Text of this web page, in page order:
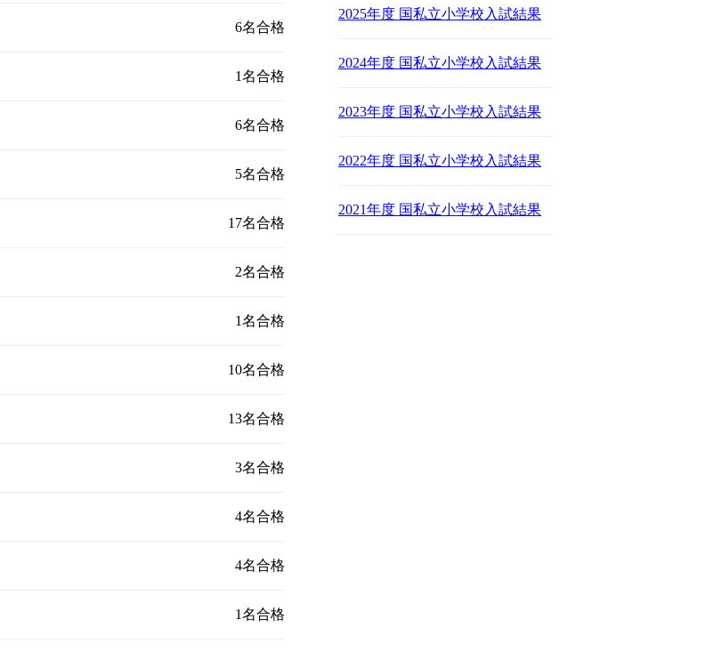
6名合格
1名合格
6名合格
5名合格
17名合格
2名合格
1名合格
10名合格
13名合格
3名合格
4名合格
4名合格
1名合格
2025年度 国私立小学校入試結果
2024年度 国私立小学校入試結果
2023年度 国私立小学校入試結果
2022年度 国私立小学校入試結果
2021年度 国私立小学校入試結果